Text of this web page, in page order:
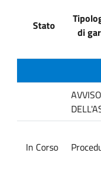
Stato
di
In Corso